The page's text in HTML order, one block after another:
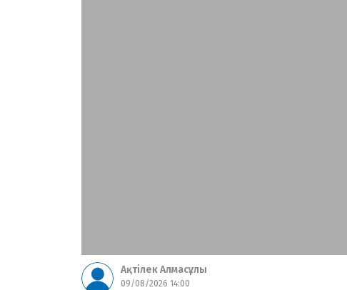
Ақтілек Алмасұлы
09/08/2026 14:00